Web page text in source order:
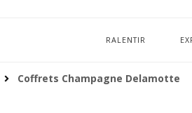
RALENTIR
Coffrets Champagne Delamotte